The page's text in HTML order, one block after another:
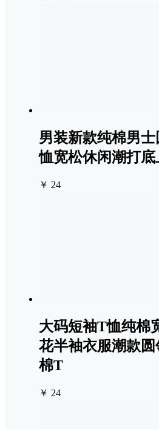
男装新款纯棉男
恤宽松休闲潮打底
￥ 24
大码短袖T恤纯棉
花半袖衣服潮款圆
棉T
￥ 24